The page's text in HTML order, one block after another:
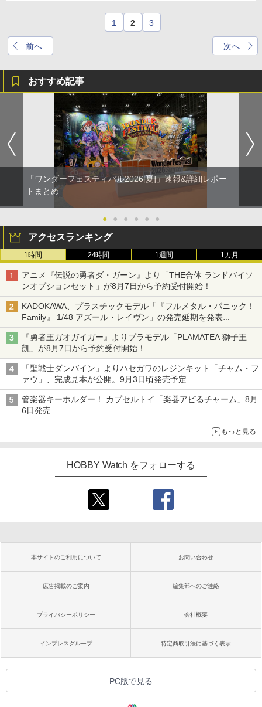
前へ
1 2 3
次へ
おすすめ記事
「ワンダーフェスティバル2026[夏]」速報&詳細レポー
トまとめ
● ● ● ● ● ●
アクセスランキング
1時間 24時間 1週間 1カ月
アニメ『伝説の勇者ダ・ガーン』より「THE合体 ランドバイソ
ンオプションセット」が8月7日から予約受付開始！
KADOKAWA、プラスチックモデル「『フルメタル・パニック！
Family』 1/48 アズール・レイヴン」の発売延期を発表
8月から9月に延期
『勇者王ガオガイガー』よりプラモデル「PLAMATEA 獅子王
凱」が8月7日から予約受付開始！
「聖戦士ダンバイン」よりハセガワのレジンキット「チャム・フ
ァウ」、完成見本が公開。9月3日頃発売予定
管楽器キーホルダー！ カプセルトイ「楽器アピるチャーム」8月
6日発売
もっと見る
HOBBY Watch をフォローする
本サイトのご利用について お問い合わせ
広告掲載のご案内 編集部へのご連絡
プライバシーポリシー 会社概要
インプレスグループ 特定商取引法に基づく表示
PC版で見る